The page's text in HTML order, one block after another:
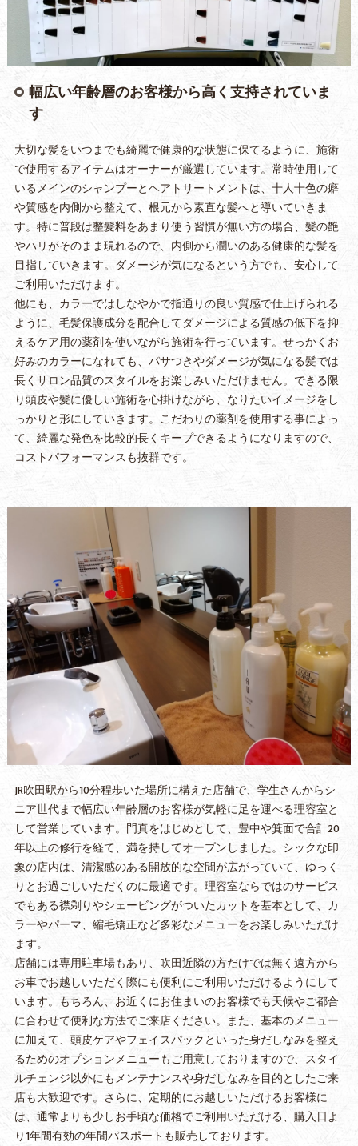
幅広い年齢層のお客様から高く支持されていま
す
大切な髪をいつまでも綺麗で健康的な状態に保てるように、施術
で使用するアイテムはオーナーが厳選しています。常時使用して
いるメインのシャンプーとヘアトリートメントは、十人十色の癖
や質感を内側から整えて、根元から素直な髪へと導いていきま
す。特に普段は整髪料をあまり使う習慣が無い方の場合、髪の艶
やハリがそのまま現れるので、内側から潤いのある健康的な髪を
目指していきます。ダメージが気になるという方でも、安心して
ご利用いただけます。
他にも、カラーではしなやかで指通りの良い質感で仕上げられる
ように、毛髪保護成分を配合してダメージによる質感の低下を抑
えるケア用の薬剤を使いながら施術を行っています。せっかくお
好みのカラーになれても、パサつきやダメージが気になる髪では
長くサロン品質のスタイルをお楽しみいただけません。できる限
り頭皮や髪に優しい施術を心掛けながら、なりたいイメージをし
っかりと形にしていきます。こだわりの薬剤を使用する事によっ
て、綺麗な発色を比較的長くキープできるようになりますので、
コストパフォーマンスも抜群です。
JR吹田駅から10分程歩いた場所に構えた店舗で、学生さんからシ
ニア世代まで幅広い年齢層のお客様が気軽に足を運べる理容室と
して営業しています。門真をはじめとして、豊中や箕面で合計20
年以上の修行を経て、満を持してオープンしました。シックな印
象の店内は、清潔感のある開放的な空間が広がっていて、ゆっく
りとお過ごしいただくのに最適です。理容室ならではのサービス
でもある襟剃りやシェービングがついたカットを基本として、カ
ラーやパーマ、縮毛矯正など多彩なメニューをお楽しみいただけ
ます。
店舗には専用駐車場もあり、吹田近隣の方だけでは無く遠方から
お車でお越しいただく際にも便利にご利用いただけるようにして
います。もちろん、お近くにお住まいのお客様でも天候やご都合
に合わせて便利な方法でご来店ください。また、基本のメニュー
に加えて、頭皮ケアやフェイスパックといった身だしなみを整え
るためのオプションメニューもご用意しておりますので、スタイ
ルチェンジ以外にもメンテナンスや身だしなみを目的としたご来
店も大歓迎です。さらに、定期的にお越しいただけるお客様に
は、通常よりも少しお手頃な価格でご利用いただける、購入日よ
り1年間有効の年間パスポートも販売しております。